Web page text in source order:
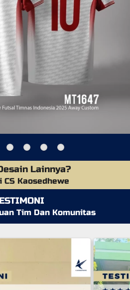
Lainnya?
CS Kaosedhewe
Tim Dan Komunitas